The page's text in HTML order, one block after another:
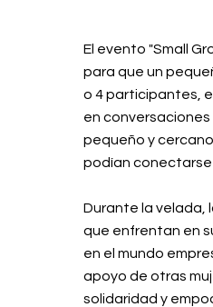
El evento "Small
para que un
o 4 participantes,
en
pequeño y
podían conectarse
Durante la velada,
que enfrentan en
en el mundo
apoyo de otras
solidaridad y